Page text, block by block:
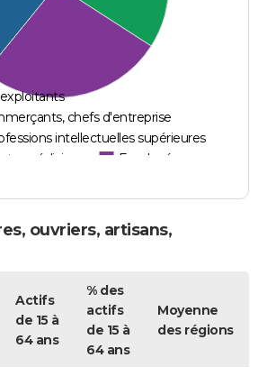
chefs d'entreprise
intellectuelles supérieures
Employés
ouvriers, artisans,
Actifs
de 15 à
64 ans
% des
actifs
de 15 à
64 ans
Moyenne
des régions